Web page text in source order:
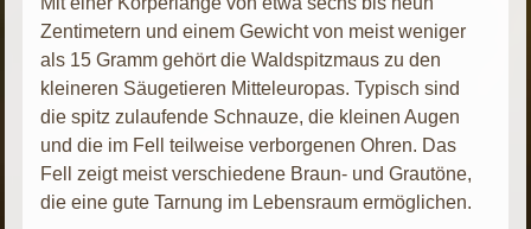
Zentimetern und einem Gewicht von meist weniger
als 15 Gramm gehört die Waldspitzmaus zu den
kleineren Säugetieren Mitteleuropas. Typisch sind
die spitz zulaufende Schnauze, die kleinen Augen
und die im Fell teilweise verborgenen Ohren. Das
Fell zeigt meist verschiedene Braun- und Grautöne,
die eine gute Tarnung im Lebensraum ermöglichen.